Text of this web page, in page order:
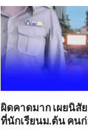
ผิดคาดมาก เผยนิสัย
ที่นักเรียนม.ต้น คนก่